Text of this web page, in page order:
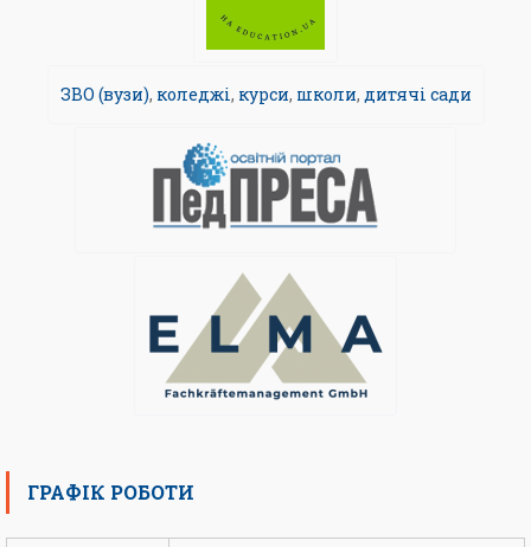
ЗВО (вузи), коледжі, курси, школи, дитячі сади
ГРАФІК РОБОТИ